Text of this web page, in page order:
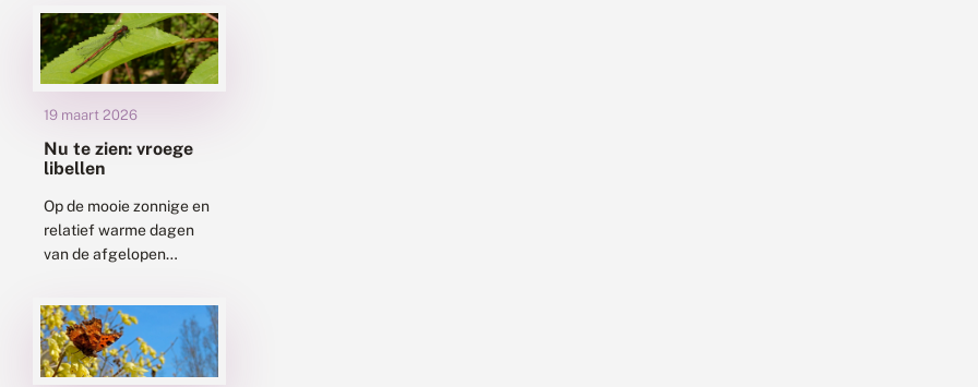
onze gezondheid. Geen
wonder dat mensen
graag tot rust komen
door een rondje...
19 maart 2026
Nu te zien: vroege
libellen
Op de mooie zonnige en
relatief warme dagen
van de afgelopen
actieve libellen gezien.
Het gaat om twee
soorten die...